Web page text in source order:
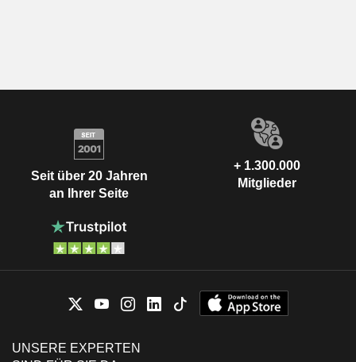
Seit über 20 Jahren
an Ihrer Seite
+ 1.300.000
Mitglieder
UNSERE EXPERTEN